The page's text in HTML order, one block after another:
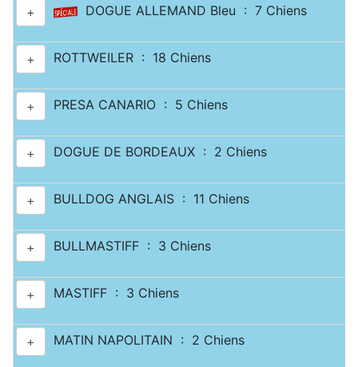
+ DOGUE ALLEMAND Bleu : 7 Chiens
+ ROTTWEILER : 18 Chiens
+ PRESA CANARIO : 5 Chiens
+ DOGUE DE BORDEAUX : 2 Chiens
+ BULLDOG ANGLAIS : 11 Chiens
+ BULLMASTIFF : 3 Chiens
+ MASTIFF : 3 Chiens
+ MATIN NAPOLITAIN : 2 Chiens